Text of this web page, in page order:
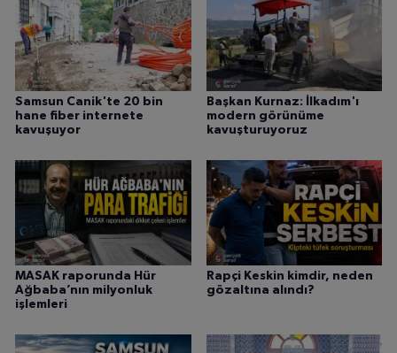
Samsun Canik'te 20 bin
hane fiber internete
kavuşuyor
Başkan Kurnaz: İlkadım'ı
modern görünüme
kavuşturuyoruz
MASAK raporunda Hür
Ağbaba’nın milyonluk
işlemleri
Rapçi Keskin kimdir, neden
gözaltına alındı?